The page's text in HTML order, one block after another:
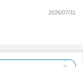
2026/07/31